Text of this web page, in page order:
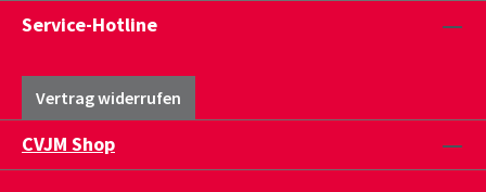
Service-Hotline
Vertrag widerrufen
CVJM Shop